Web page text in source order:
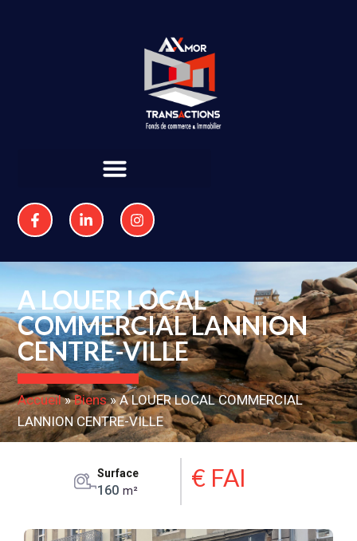
A LOUER LOCAL
COMMERCIAL LANNION
CENTRE-VILLE
Accueil»Biens»A LOUER LOCAL COMMERCIAL
LANNION CENTRE-VILLE
Surface
160 m² € FAI